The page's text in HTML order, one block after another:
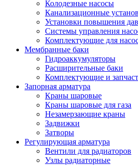
Колодезные насосы
Канализационные
Установки повышения
Системы управления
Комплектующие для
Мембранные баки
Гидроаккумуляторы
Расширительные баки
Комплектующие и
Запорная арматура
Краны шаровые
Краны шаровые для газа
Незамерзающие краны
Задвижки
Затворы
Регулирующая арматура
Вентили для радиаторов
Узлы радиаторные